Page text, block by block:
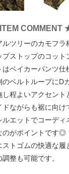
COMMENT
ルツリーのカモフ
プストップのコッ
はベイカーパンツ仕
のベルトループにD
し程よいアクセント
ドながらも裾に向け
ルエットでコーディ
のがポイントです◎
ストゴムの快適な履
調整も可能です。